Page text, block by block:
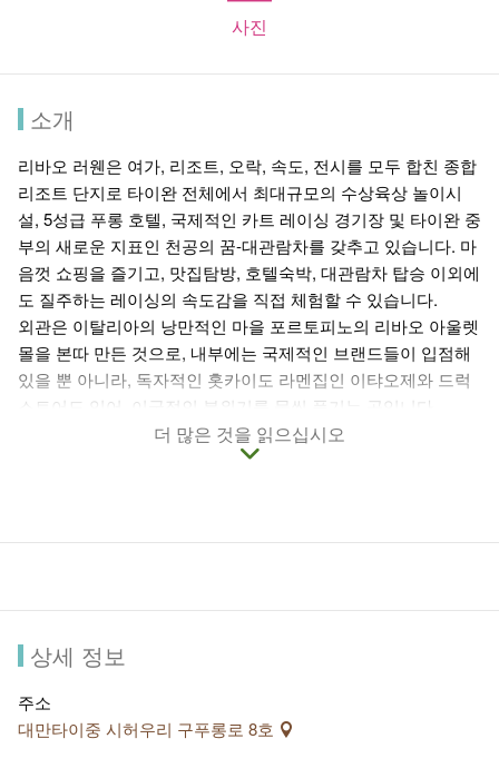
사진
소개
리바오 러웬은 여가, 리조트, 오락, 속도, 전시를 모두 합친 종합
리조트 단지로 타이완 전체에서 최대규모의 수상육상 놀이시
설, 5성급 푸롱 호텔, 국제적인 카트 레이싱 경기장 및 타이완 중
부의 새로운 지표인 천공의 꿈-대관람차를 갖추고 있습니다. 마
음껏 쇼핑을 즐기고, 맛집탐방, 호텔숙박, 대관람차 탑승 이외에
도 질주하는 레이싱의 속도감을 직접 체험할 수 있습니다.
외관은 이탈리아의 낭만적인 마을 포르토피노의 리바오 아울렛
몰을 본따 만든 것으로, 내부에는 국제적인 브랜드들이 입점해
있을 뿐 아니라, 독자적인 홋카이도 라멘집인 이탸오제와 드럭
스토어도 있어, 이국적인 분위기를 물씬 풍기는 곳입니다.
리바오 러웬에 오시면 절대로 놓쳐서는 안될 스릴만점의 롤러
코스터인 <그래비티 맥스>와 폭포래프팅과 롤러코스터를 결합
더 많은 것을 읽으십시오
상세 정보
주소
대만타이중 시허우리 구푸롱로 8호